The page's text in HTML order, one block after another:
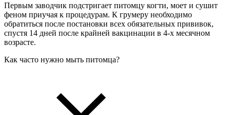
Первым заводчик подстригает питомцу когти, моет и сушит
феном приучая к процедурам. К грумеру необходимо
обратиться после постановки всех обязательных прививок,
спустя 14 дней после крайней вакцинации в 4‑х месячном
возрасте.
Как часто нужно мыть питомца?